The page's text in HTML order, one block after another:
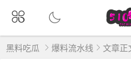
黑料吃瓜 爆料流水线 文章正